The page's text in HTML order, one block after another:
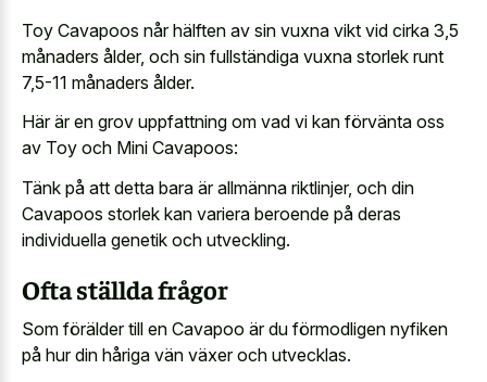
Toy Cavapoos når hälften av sin vuxna vikt vid cirka 3,5
månaders ålder, och sin fullständiga vuxna storlek runt
7,5-11 månaders ålder.
Här är en grov uppfattning om vad vi kan förvänta oss
av Toy och Mini Cavapoos:
Tänk på att detta bara är allmänna riktlinjer, och din
Cavapoos storlek kan variera beroende på deras
individuella genetik och utveckling.
Ofta ställda frågor
Som förälder till en Cavapoo är du förmodligen nyfiken
på hur din håriga vän växer och utvecklas.